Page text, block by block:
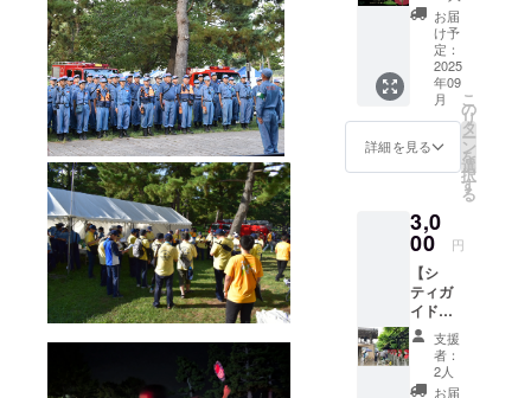
挑戦しまし
た。多くの
支援をいた
だき、50回
目の節目の
大会を無事
に開催する
ました。し
かし、材料
費等の高騰
で引き続き
厳しい財政
状況が続い
ています。
カ』ポ
スター
＆チラ
シセッ
ト】 金
沢文庫
が舞台
となっ
ている
映画
セン
カ』
（10月
10日公
開）の
ポス
ターと
チラシ
のセッ
ト。 映
お届
け予
定：
2025
年09
月
詳細を見る
こ
の
リ
タ
ー
ン
を
選
択
す
る
3,0
00 円
【シ
ティガ
イド協
会企画
ガイド
参加券
（１
支援
者：
2人
お届